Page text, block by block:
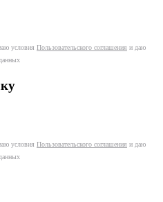
условия Пользовательского соглашения и даю
условия Пользовательского соглашения и даю